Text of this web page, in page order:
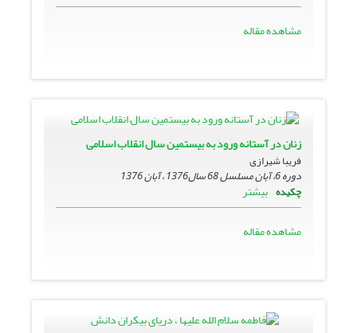
مشاهده مقاله
زنان در آستانه ورود به بیستمین سال انقلاب اسلامى
فریبا شیرازی
دوره 6، آبان مسلسل 68 سال1376 ، آبان 1376
چکیده بیشتر
مشاهده مقاله